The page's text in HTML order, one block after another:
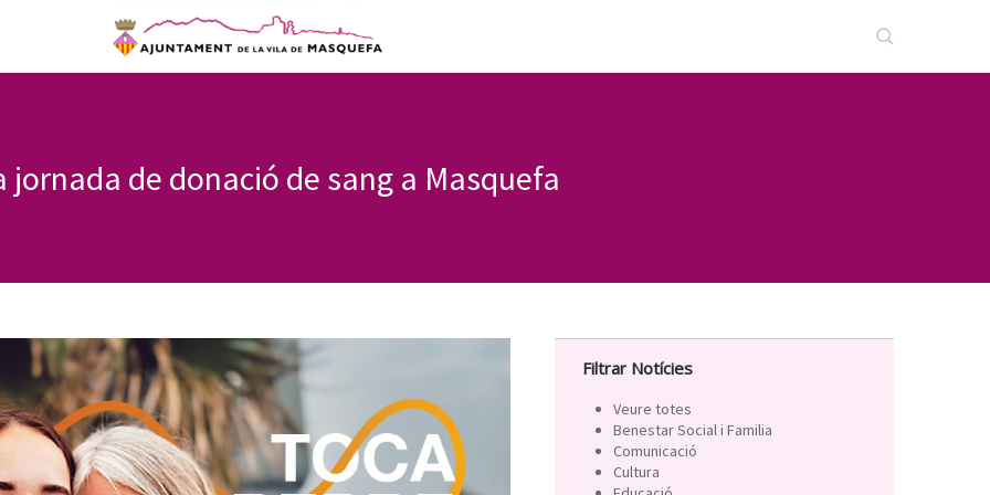
jornada de donació de sang a Masquefa
Filtrar Notícies
Veure totes
Benestar Social i Familia
Comunicació
Cultura